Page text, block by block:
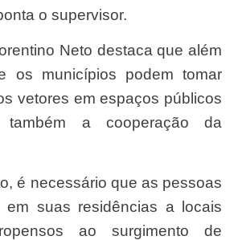
o supervisor.
os municípios podem tomar
vetores em espaços públicos
também a cooperação da
em suas residências a locais
ao surgimento de